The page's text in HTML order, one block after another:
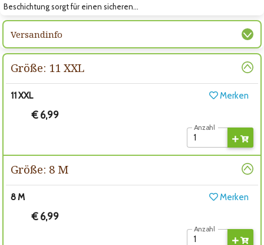
Beschichtung sorgt für einen sicheren…
Versandinfo
Größe: 11 XXL
11 XXL Merken
€ 6,99
Anzahl
Größe: 8 M
8 M Merken
€ 6,99
Anzahl